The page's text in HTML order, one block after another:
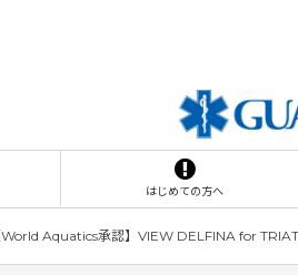
はじめての方へ
World Aquatics承認】VIEW DELFINA for